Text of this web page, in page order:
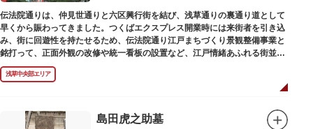
伝法院通りは、仲見世通りと六区興行街を結び、浅草通りの裏通り道として
早くから賑わってきました。つくばエクスプレス開業時には来街者を引き込
み、街に回遊性を持たせるため、伝法院通り江戸まちづくり景観整備事業と
銘打って、正面外観の改修や統一看板の設置など、江戸情緒あふれる街並み
を再現する景観整備を進めてきました。
浅草中央部エリア
島田虎之助墓